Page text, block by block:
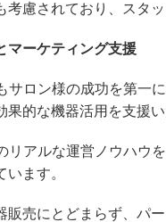
考慮されており、スタ
マーケティング支援
サロン様の成功を第一
的な機器活用を支援い
リアルな運営ノウハウ
ます。
販売にとどまらず、パ